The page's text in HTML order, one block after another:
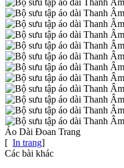
Áo Dài Đoan Trang
[ In trang]
Các bài khác